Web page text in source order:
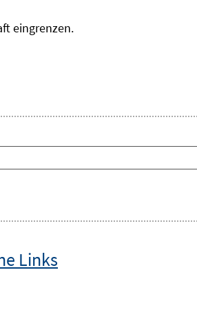
eingrenzen.
Links